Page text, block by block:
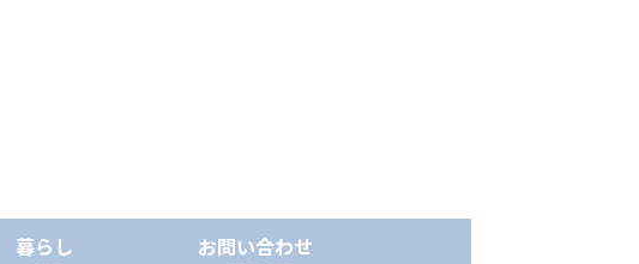
暮らし お問い合わせ